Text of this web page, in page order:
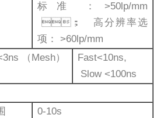
标准：>50lp/mm
； 高分辨率选
项： >60lp/mm
（Mesh）
Fast<10ns,
Slow <100ns
0-10s